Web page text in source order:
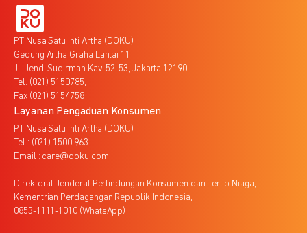
PT Nusa Satu Inti Artha (DOKU)
Gedung Artha Graha Lantai 11
Jl. Jend. Sudirman Kav. 52-53, Jakarta 12190
Tel. (021) 5150785,
Fax (021) 5154758
Layanan Pengaduan Konsumen
PT Nusa Satu Inti Artha (DOKU)
Tel : (021) 1500 963
Email : care@doku.com
Direktorat Jenderal Perlindungan Konsumen dan Tertib Niaga,
Kementrian Perdagangan Republik Indonesia,
0853-1111-1010 (WhatsApp)